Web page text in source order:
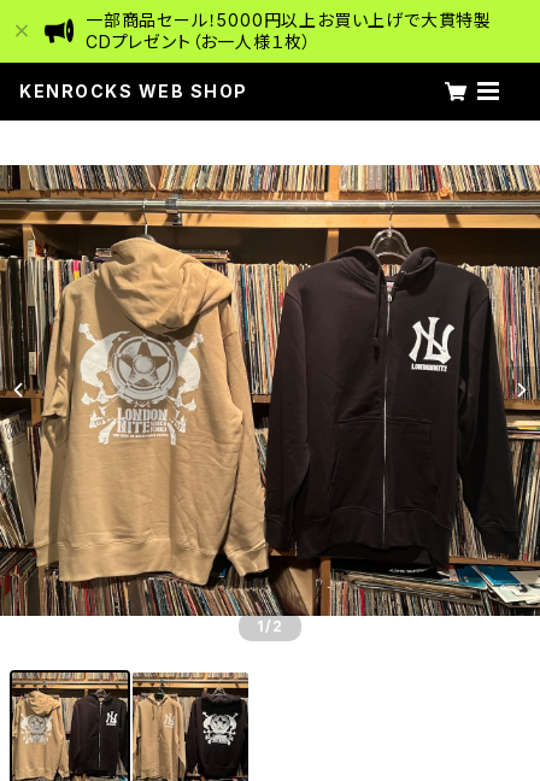
一部商品セール！5000円以上お買い上げで大貫特製
CDプレゼント（お一人様１枚）
KENROCKS WEB SHOP
1 /2